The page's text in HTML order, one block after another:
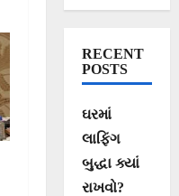
RECENT
POSTS
ઘરમાં
લાફિંગ
બુદ્ધા ક્યાં
રાખવો?